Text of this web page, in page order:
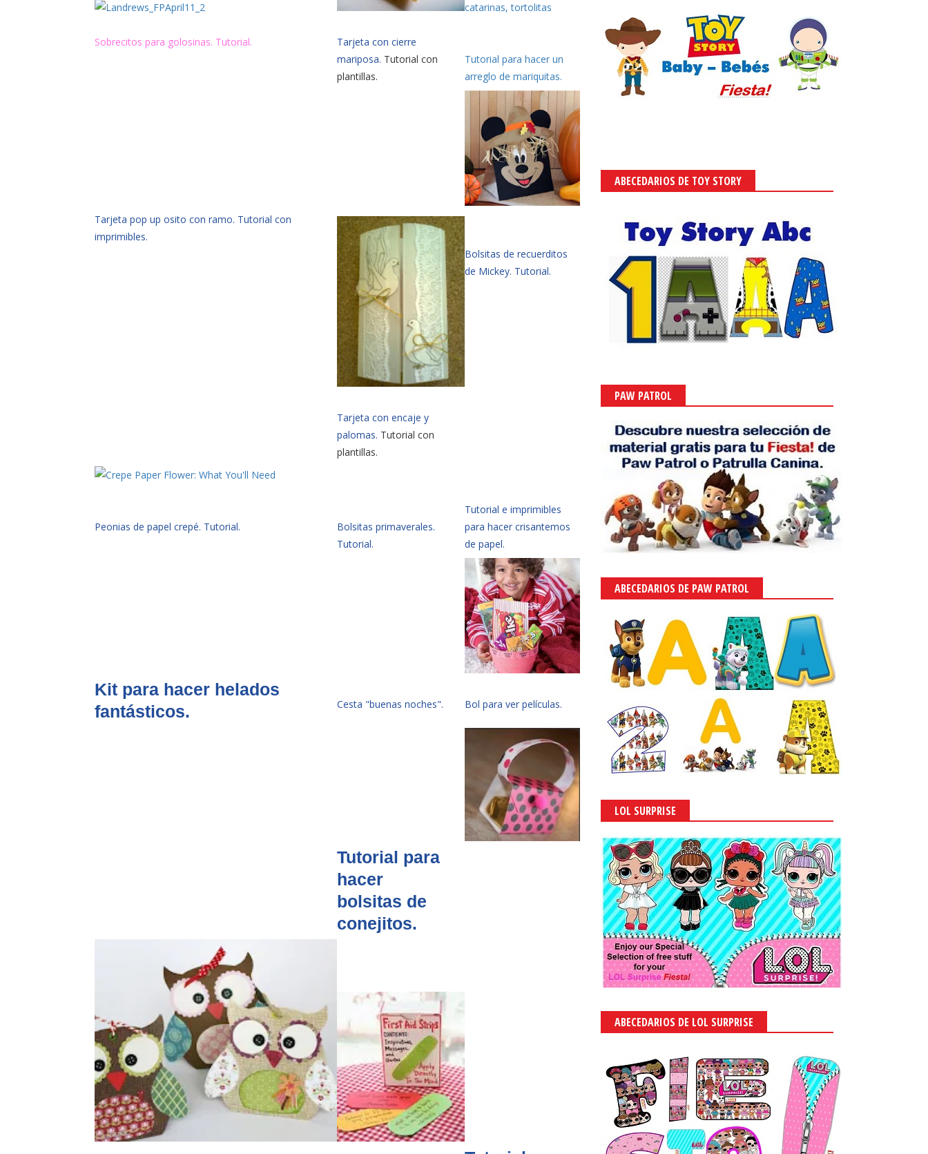
Sobrecitos para golosinas. Tutorial.
Tarjeta con cierre
mariposa. Tutorial con
plantillas.
Tutorial para hacer un
arreglo de mariquitas.
Tarjeta pop up osito con ramo. Tutorial con
imprimibles.
Tarjeta con encaje y
palomas. Tutorial con
plantillas.
Bolsitas de recuerditos
de Mickey. Tutorial.
Peonias de papel crepé. Tutorial.
Bolsitas primaverales.
Tutorial.
Tutorial e imprimibles
para hacer crisantemos
de papel.
Kit para hacer helados
fantásticos.
Cesta "buenas noches". Bol para ver películas.
Tutorial para
hacer
bolsitas de
conejitos.
ABECEDARIOS DE TOY STORY
PAW PATROL
ABECEDARIOS DE PAW PATROL
LOL SURPRISE
ABECEDARIOS DE LOL SURPRISE